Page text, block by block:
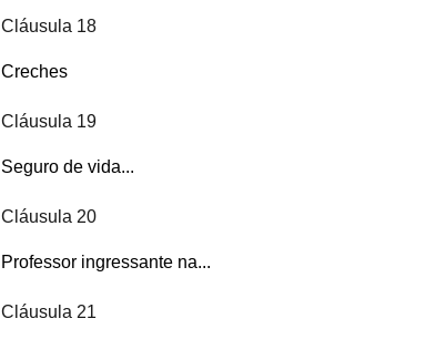
Cláusula 18
Creches
Cláusula 19
Seguro de vida...
Cláusula 20
Professor ingressante na...
Cláusula 21